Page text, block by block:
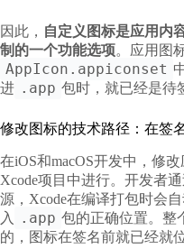
因此， 自定义图标是应用内
制的一个功能选项。应用图
AppIcon.appiconset
进 .app 包时，就已经是待
修改图标的技术路径：在签
在iOS和macOS开发中，修
Xcode项目中进行。开发者
源，Xcode在编译打包时会
入
.app 包的正确位置。整
的，图标在签名前就已经就位